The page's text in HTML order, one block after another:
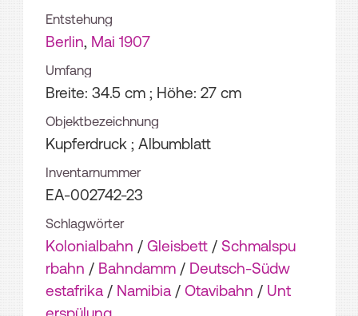
Entstehung
Berlin, Mai 1907
Umfang
Breite: 34.5 cm ; Höhe: 27 cm
Objektbezeichnung
Kupferdruck ; Albumblatt
Inventarnummer
EA-002742-23
Schlagwörter
Kolonialbahn / Gleisbett / Schmalspu
rbahn / Bahndamm / Deutsch-Südw
estafrika / Namibia / Otavibahn / Unt